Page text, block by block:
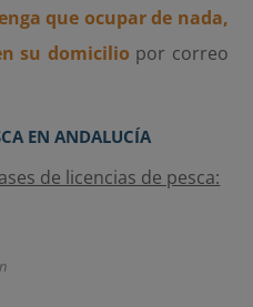
que ocupar de nada,
su domicilio por correo
EN ANDALUCÍA
de licencias de pesca: